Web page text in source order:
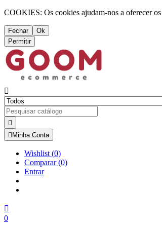
COOKIES: Os cookies ajudam-nos a oferecer
Fechar
Ok
Permitir


 Minha Conta
Wishlist (0)
Comparar(0)
Entrar

0